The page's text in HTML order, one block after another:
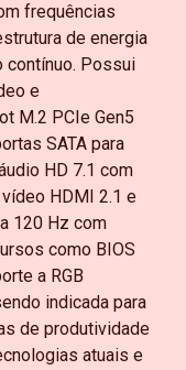
frequências
de energia
contínuo. Possui
e
M.2 PCIe Gen5
SATA para
HD 7.1 com
HDMI 2.1 e
120 Hz com
como BIOS
a RGB
indicada para
de produtividade
atuais e